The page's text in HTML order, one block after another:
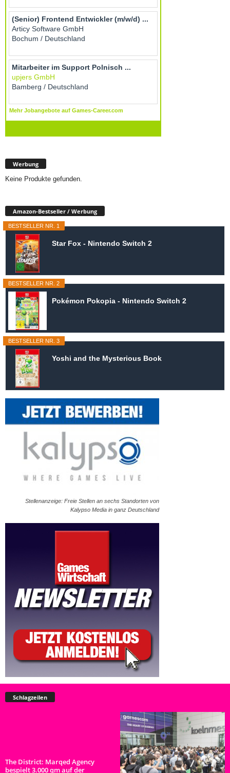
Werbung
Keine Produkte gefunden.
Amazon-Bestseller / Werbung
BESTSELLER NR. 1
Star Fox - Nintendo Switch 2
BESTSELLER NR. 2
Pokémon Pokopia - Nintendo Switch 2
BESTSELLER NR. 3
Yoshi and the Mysterious Book
Stellenanzeige: Freie Stellen an sechs Standorten von
Kalypso Media in ganz Deutschland
Schlagzeilen
The District: Marqed Agency
bespielt 3.000 qm auf der